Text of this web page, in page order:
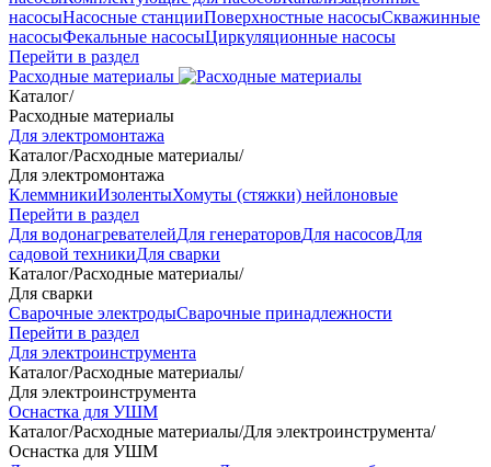
насосыНасосные станцииПоверхностные насосыСкважинные
насосыФекальные насосыЦиркуляционные насосы
Перейти в раздел
Расходные материалы
Каталог/
Расходные материалы
Для электромонтажа
Каталог/Расходные материалы/
Для электромонтажа
КлеммникиИзолентыХомуты (стяжки) нейлоновые
Перейти в раздел
Для водонагревателейДля генераторовДля насосовДля
садовой техникиДля сварки
Каталог/Расходные материалы/
Для сварки
Сварочные электродыСварочные принадлежности
Перейти в раздел
Для электроинструмента
Каталог/Расходные материалы/
Для электроинструмента
Оснастка для УШМ
Каталог/Расходные материалы/Для электроинструмента/
Оснастка для УШМ